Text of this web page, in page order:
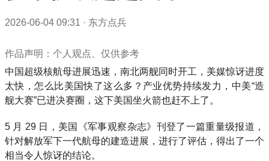
2026-06-04 09:31 · 东方点兵
作品声明：个人观点、仅供参考
中国超级核航母进展迅速，南北两舰同时开工，美媒惊讶进度
太快，怎么比美国快了这么多？产业优势持续发力，中美“造
舰大赛”已进决赛圈，这下美国坐火箭也赶不上了。
5 月 29 日，美国《军事观察杂志》刊登了一篇重量级报道，
针对解放军下一代航母的建造进展，进行了评估，得出了一个
相当令人惊讶的结论。